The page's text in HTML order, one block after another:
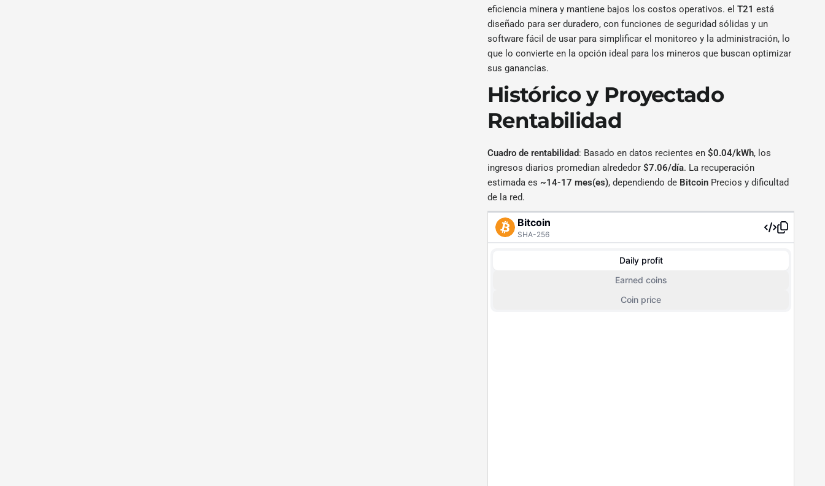
eficiencia minera y mantiene bajos los costos operativos. elT21 está
diseñado para ser duradero, con funciones de seguridad sólidas y un
software fácil de usar para simplificar el monitoreo y la administración, lo
que lo convierte en la opción ideal para los mineros que buscan optimizar
sus ganancias.
Histórico y Proyectado
Rentabilidad
Cuadro de rentabilidad: Basado en datos recientes en$0.04/kWh, los
ingresos diarios promedian alrededor$7.06/día. La recuperación
estimada es ~14-17 mes(es), dependiendo de Bitcoin Precios y dificultad
de la red.